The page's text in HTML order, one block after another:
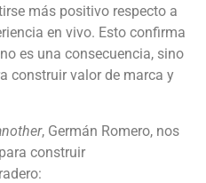
más positivo respecto a
en vivo. Esto confirma
es una consecuencia, sino
construir valor de marca y
, Germán Romero, nos
construir